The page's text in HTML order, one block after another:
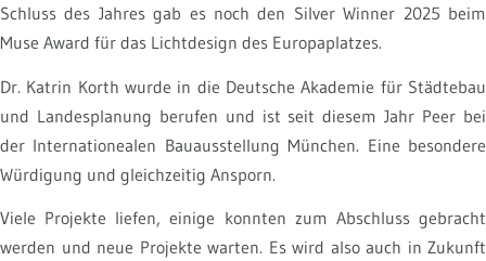
Schluss des Jahres gab es noch den Silver Winner 2025 beim
Muse Award für das Lichtdesign des Europaplatzes.
Dr. Katrin Korth wurde in die Deutsche Akademie für Städtebau
und Landesplanung berufen und ist seit diesem Jahr Peer bei
der Internationealen Bauausstellung München. Eine besondere
Würdigung und gleichzeitig Ansporn.
Viele Projekte liefen, einige konnten zum Abschluss gebracht
werden und neue Projekte warten. Es wird also auch in Zukunft